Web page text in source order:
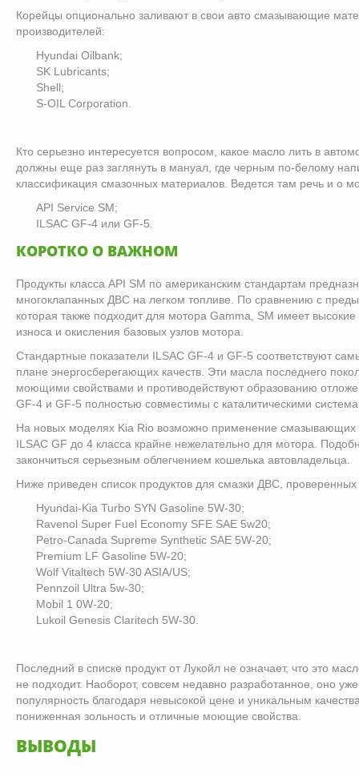
Корейцы опционально заливают в свои авто смазывающие
производителей:
Hyundai Oilbank;
SK Lubricants;
Shell;
S-OIL Corporation.
Кто серьезно интересуется вопросом, какое масло лить в
должны еще раз заглянуть в мануал, где черным по-белому
классификация смазочных материалов. Ведется там речь и о
API Service SM;
ILSAC GF-4 или GF-5.
КОРОТКО О ВАЖНОМ
Продукты класса API SM по американским стандартам
многоклапанных ДВС на легком топливе. По сравнению с
которая также подходит для мотора Gamma, SM имеет
износа и окисления базовых узлов мотора.
Стандартные показатели ILSAC GF-4 и GF-5 соответствуют
плане энергосберегающих качеств. Эти масла последнего
моющими свойствами и противодействуют образованию
GF-4 и GF-5 полностью совместимы с каталитическими
На новых моделях Kia Rio возможно применение смазывающих
ILSAC GF до 4 класса крайне нежелательно для мотора.
закончиться серьезным облегчением кошелька автовладельца.
Ниже приведен список продуктов для смазки ДВС, проверенных
Hyundai-Kia Turbo SYN Gasoline 5W-30;
Ravenol Super Fuel Economy SFE SAE 5w20;
Petro-Canada Supreme Synthetic SAE 5W-20;
Premium LF Gasoline 5W-20;
Wolf Vitaltech 5W-30 ASIA/US;
Pennzoil Ultra 5w-30;
Mobil 1 0W-20;
Lukoil Genesis Claritech 5W-30.
Последний в списке продукт от Лукойл не означает, что это
не подходит. Наоборот, совсем недавно разработанное, оно
популярность благодаря невысокой цене и уникальным
пониженная зольность и отличные моющие свойства.
ВЫВОДЫ